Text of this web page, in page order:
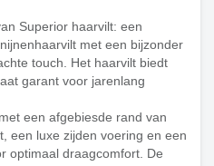
Superior haarvilt: een
met een bijzonder
touch. Het haarvilt biedt
garant voor jarenlang
een afgebiesde rand van
een luxe zijden voering en een
optimaal draagcomfort. De